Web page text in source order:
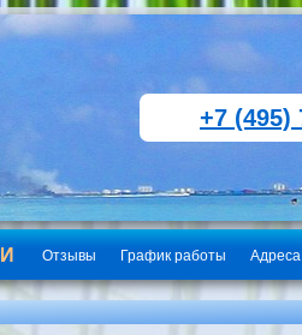
+7 (495)
График работы
Отзывы